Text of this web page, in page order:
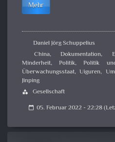
Mehr
Daniel Jörg Schuppelius
China,Dokumentation,
Minderheit,Politik,Politik
Überwachungsstaat,Uiguren,
Jinping
category Gesellschaft
calendar_today 05. Februar 2022 - 22:28